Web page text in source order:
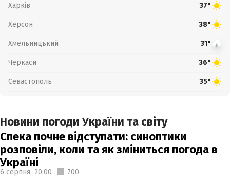
Харків 37°
Херсон 38°
Хмельницький 31°
Черкаси 36°
Севастополь 35°
Новини погоди України та світу
Спека почне відступати: синоптики
розповіли, коли та як зміниться погода в
Україні
6 серпня, 20:00 700